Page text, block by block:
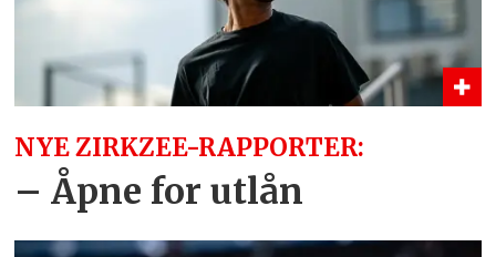
NYE ZIRKZEE-RAPPORTER:
– Åpne for utlån